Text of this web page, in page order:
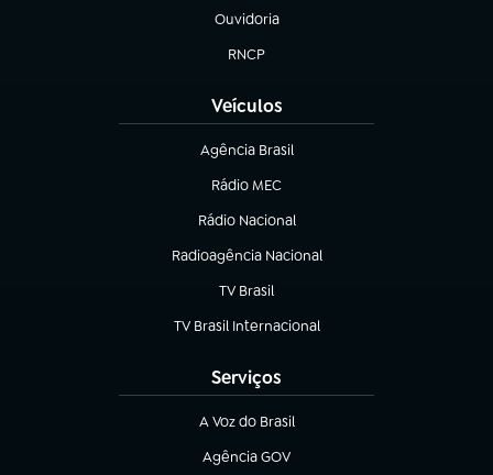
Ouvidoria
(abre em nova aba)
RNCP
(abre em nova aba)
Veículos
Agência Brasil
(abre em nova aba)
Rádio MEC
(abre em nova aba)
Rádio Nacional
Radioagência Nacional
(abre em nova aba)
TV Brasil
(abre em nova aba)
TV Brasil Internacional
(abre em nova aba)
Serviços
A Voz do Brasil
(abre em nova aba)
Agência GOV
(abre em nova aba)